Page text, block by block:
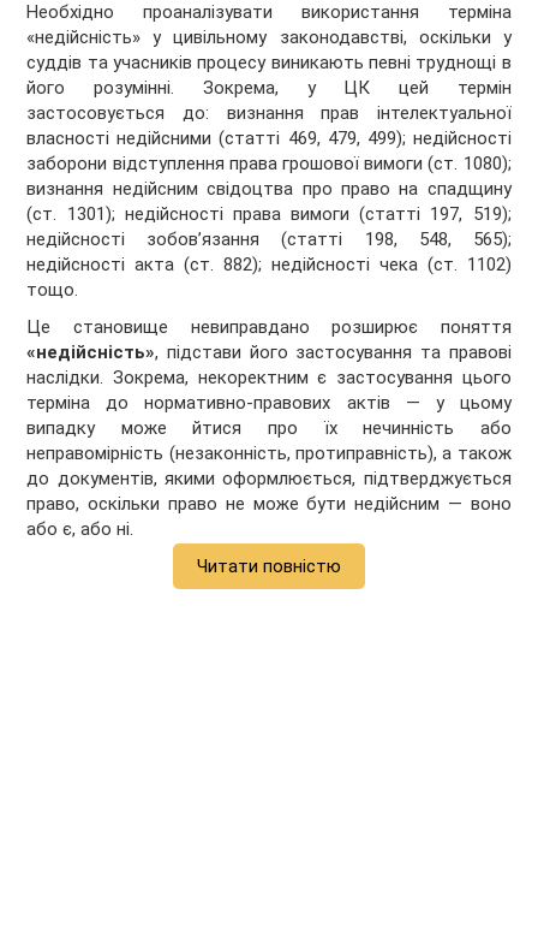
Необхідно проаналізувати використання терміна
«недійсність» у цивільному законодавстві, оскільки у
суддів та учасників процесу виникають певні труднощі в
його розумінні. Зокрема, у ЦК цей термін
застосовується до: визнання прав інтелектуальної
власності недійсними (статті 469, 479, 499); недійсності
заборони відступлення права грошової вимоги (ст. 1080);
визнання недійсним свідоцтва про право на спадщину
(ст. 1301); недійсності права вимоги (статті 197, 519);
недійсності зобов’язання (статті 198, 548, 565);
недійсності акта (ст. 882); недійсності чека (ст. 1102)
тощо.
Це становище невиправдано розширює поняття
«недійсність», підстави його застосування та правові
наслідки. Зокрема, некоректним є застосування цього
терміна до нормативно-правових актів — у цьому
випадку може йтися про їх нечинність або
неправомірність (незаконність, протиправність), а також
до документів, якими оформлюється, підтверджується
право, оскільки право не може бути недійсним — воно
або є, або ні.
Читати повністю